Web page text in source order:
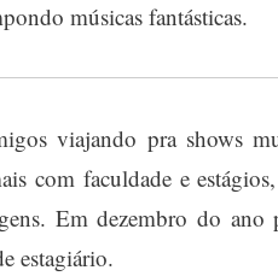
músicas fantásticas.
viajando pra shows
com faculdade e
Em dezembro do ano
estagiário.